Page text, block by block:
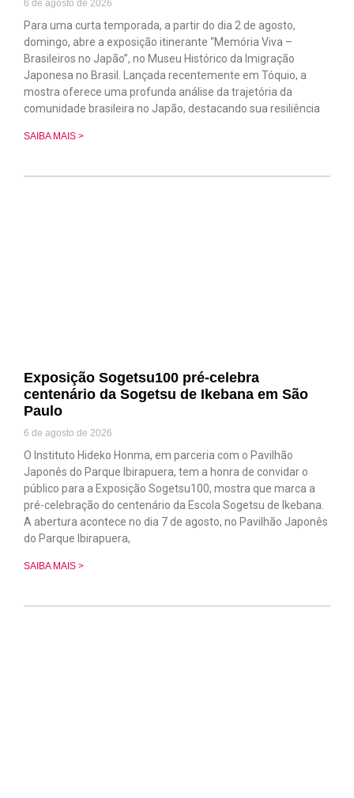
6 de agosto de 2026
Para uma curta temporada, a partir do dia 2 de agosto,
domingo, abre a exposição itinerante “Memória Viva –
Brasileiros no Japão”, no Museu Histórico da Imigração
Japonesa no Brasil. Lançada recentemente em Tóquio, a
mostra oferece uma profunda análise da trajetória da
comunidade brasileira no Japão, destacando sua resiliência
SAIBA MAIS >
Exposição Sogetsu100 pré-celebra
centenário da Sogetsu de Ikebana em São
Paulo
6 de agosto de 2026
O Instituto Hideko Honma, em parceria com o Pavilhão
Japonês do Parque Ibirapuera, tem a honra de convidar o
público para a Exposição Sogetsu100, mostra que marca a
pré-celebração do centenário da Escola Sogetsu de Ikebana.
A abertura acontece no dia 7 de agosto, no Pavilhão Japonês
do Parque Ibirapuera,
SAIBA MAIS >